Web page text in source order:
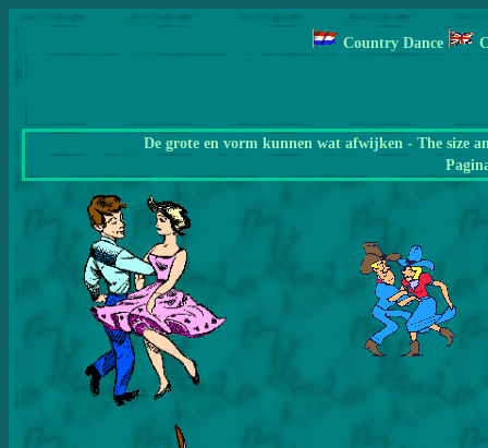
Country Dance
De grote en vorm kunnen wat afwijken - The size